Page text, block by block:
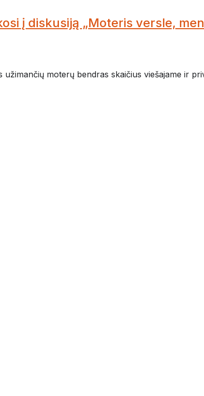
į diskusiją „Moteris versle,
užimančių moterų bendras skaičius viešajame ir